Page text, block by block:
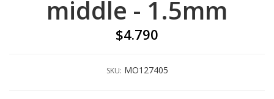
middle - 1.5mm
$4.790
SKU: MO127405